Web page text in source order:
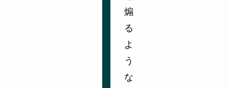
煽
る
よ
う
な